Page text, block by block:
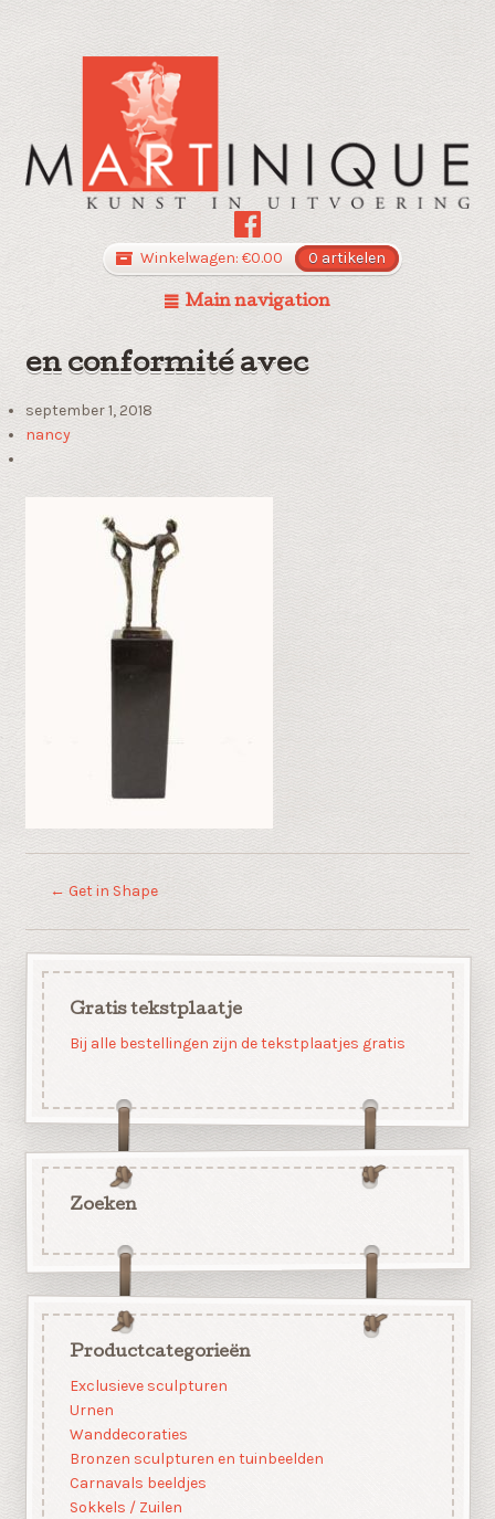
Winkelwagen: €0.00 0 artikelen
Main navigation
en conformité avec
september 1, 2018
nancy
← Get in Shape
Gratis tekstplaatje
Bij alle bestellingen zijn de tekstplaatjes gratis
Zoeken
Productcategorieën
Exclusieve sculpturen
Urnen
Wanddecoraties
Bronzen sculpturen en tuinbeelden
Carnavals beeldjes
Sokkels / Zuilen